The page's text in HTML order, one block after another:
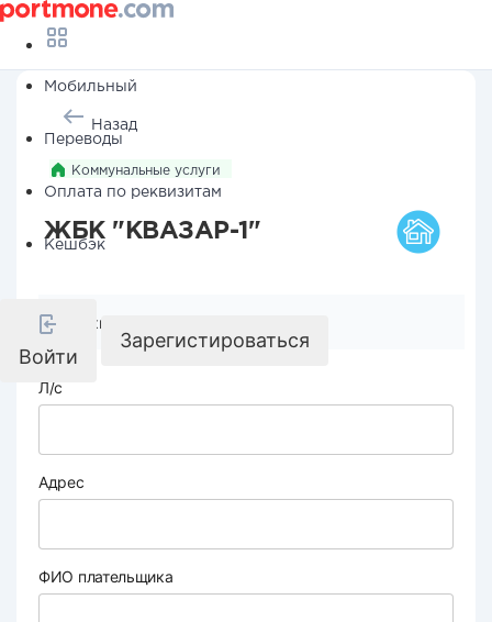
Мобильный
Переводы
Оплата по реквизитам
Кешбэк
Войти
Зарегистироваться
Назад
Коммунальные услуги
ЖБК "КВАЗАР-1"
Реквизиты компании
Л/с
Адрес
ФИО плательщика